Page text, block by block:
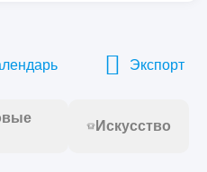
Экспорт
Искусство